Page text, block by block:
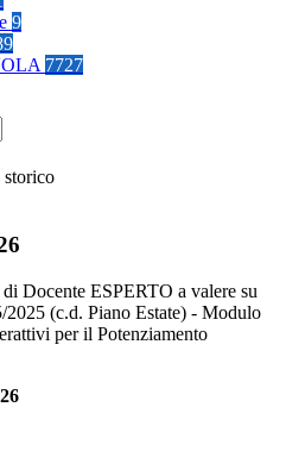
9
7727
storico
Docente ESPERTO a valere su
(c.d. Piano Estate) - Modulo
per il Potenziamento